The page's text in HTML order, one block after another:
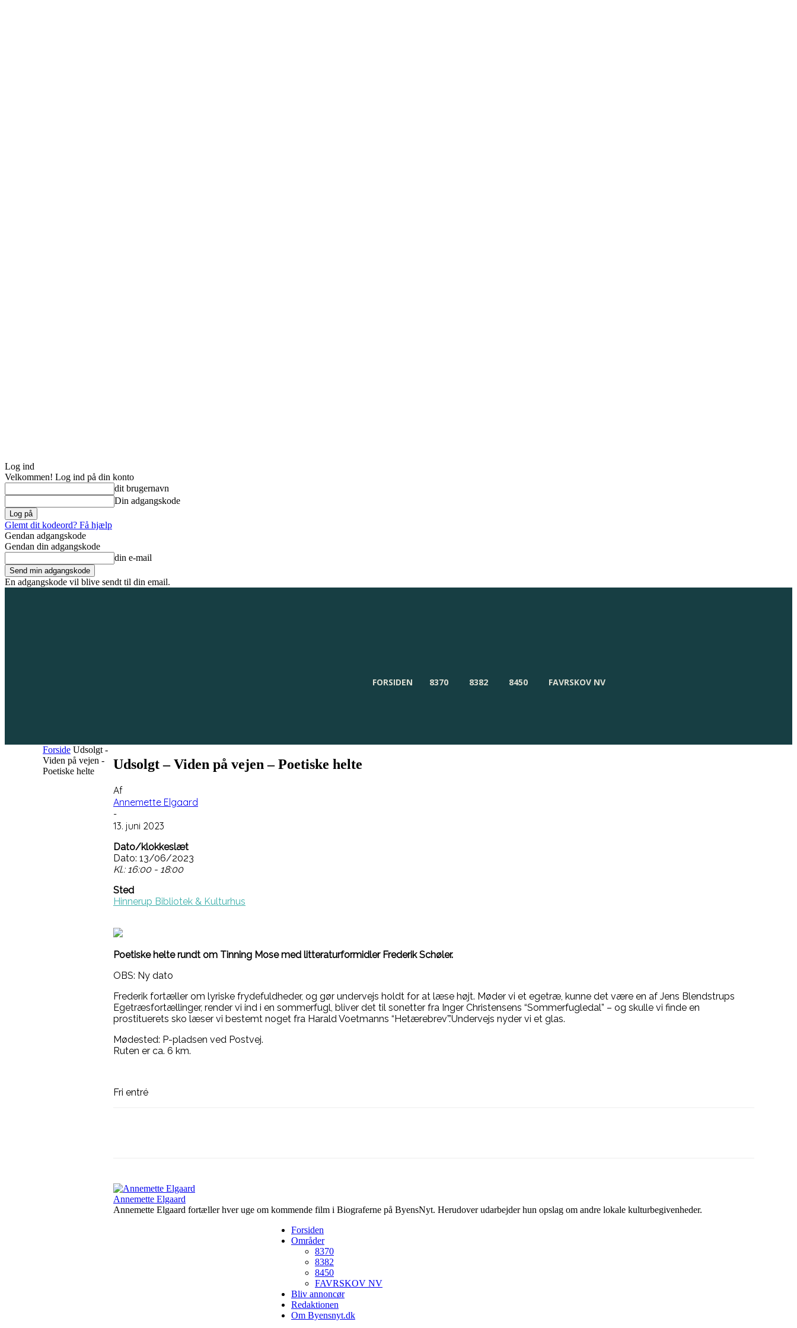
Log ind
Velkommen! Log ind på din konto
dit brugernavn
Din adgangskode
Glemt dit kodeord? Få hjælp
Gendan adgangskode
Gendan din adgangskode
din e-mail
En adgangskode vil blive sendt til din email.
FORSIDEN 8370 8382 8450 FAVRSKOV NV
Forside Udsolgt -
Viden på vejen -
Poetiske helte
Udsolgt – Viden på vejen – Poetiske helte
Af
Annemette Elgaard
-
13. juni 2023
Dato/klokkeslæt
Dato: 13/06/2023
Kl.: 16:00 - 18:00
Sted
Hinnerup Bibliotek & Kulturhus
Poetiske helte rundt om Tinning Mose med litteraturformidler Frederik Schøler.
OBS: Ny dato
Frederik fortæller om lyriske frydefuldheder, og gør undervejs holdt for at læse højt. Møder vi et egetræ, kunne det være en af Jens Blendstrups
Egetræsfortællinger, render vi ind i en sommerfugl, bliver det til sonetter fra Inger Christensens “Sommerfugledal” – og skulle vi finde en
prostituerets sko læser vi bestemt noget fra Harald Voetmanns “Hetærebrev”.’Undervejs nyder vi et glas.
Mødested: P-pladsen ved Postvej.
Ruten er ca. 6 km.
Fri entré
Annemette Elgaard
Annemette Elgaard fortæller hver uge om kommende film i Biograferne på ByensNyt. Herudover udarbejder hun opslag om andre lokale kulturbegivenheder.
Forsiden
Områder
8370
8382
8450
FAVRSKOV NV
Bliv annoncør
Redaktionen
Om Byensnyt.dk